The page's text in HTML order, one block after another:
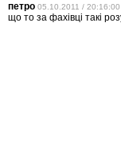
петро 05.10.2011 / 20:16:00
що то за фахівці такі